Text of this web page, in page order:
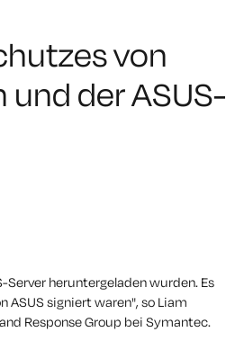
von
der ASUS-
Server heruntergeladen wurden. Es
signiert waren", so Liam
Response Group bei Symantec.